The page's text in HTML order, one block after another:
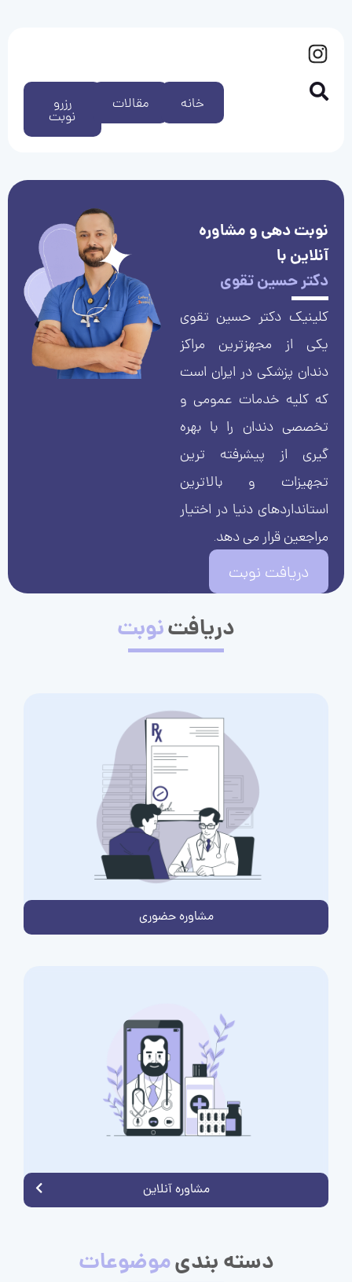
رزرو
نوبت
مقالات خانه
نوبت دهی و مشاوره
آنلاین با
دکتر حسین تقوی
کلینیک دکتر حسین تقوی
یکی از مجهزترین مراکز
دندان پزشکی در ایران است
که کلیه خدمات عمومی و
تخصصی دندان را با بهره
گیری از پیشرفته ترین
تجهیزات و بالاترین
استانداردهای دنیا در اختیار
مراجعین قرار می دهد.
دریافت نوبت
دریافتنوبت
مشاوره حضوری
مشاوره آنلاین
دسته بندیموضوعات